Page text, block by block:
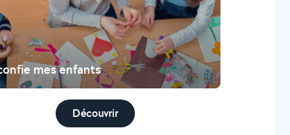
mes enfants
Découvrir